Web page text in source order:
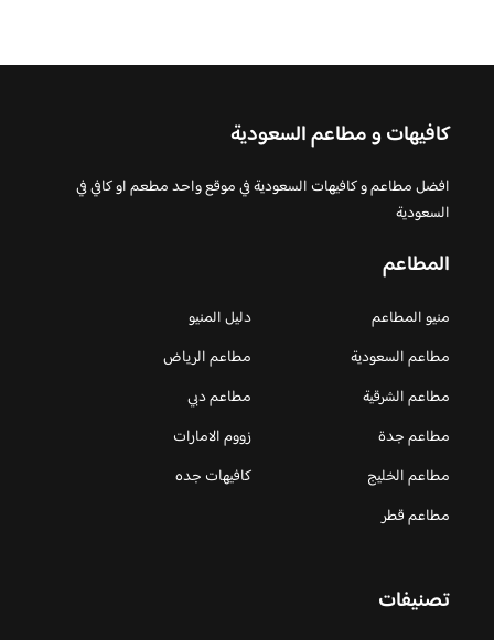
كافيهات و مطاعم السعودية
افضل مطاعم و كافيهات السعودية في موقع واحد مطعم او كافي في
السعودية
المطاعم
منيو المطاعم
دليل المنيو
مطاعم السعودية
مطاعم الرياض
مطاعم الشرقية
مطاعم دبي
مطاعم جدة
زووم الامارات
مطاعم الخليج
كافيهات جده
مطاعم قطر
تصنيفات